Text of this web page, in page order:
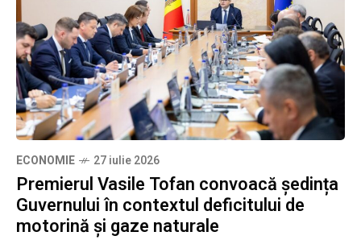
ECONOMIE 27 iulie 2026
Premierul Vasile Tofan convoacă ședința
Guvernului în contextul deficitului de
motorină și gaze naturale